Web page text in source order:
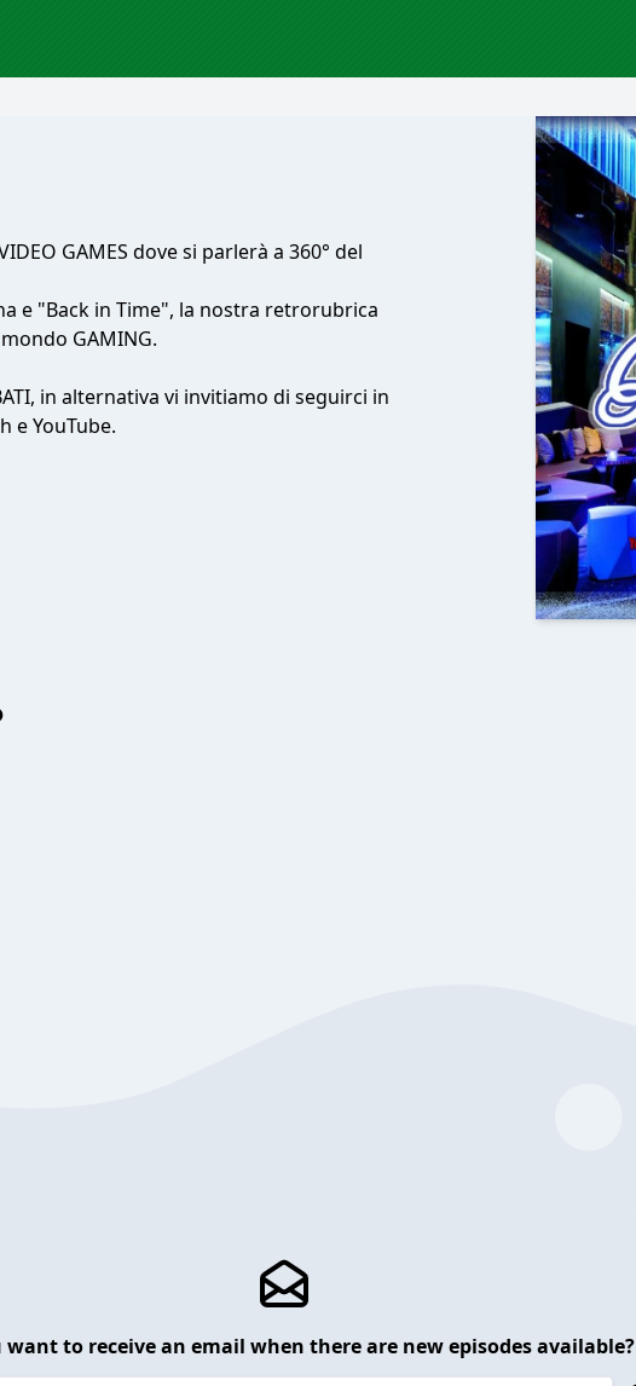
GAMES dove si parlerà a 360° del
e "Back in Time", la nostra retrorubrica
GAMING.
in alternativa vi invitiamo di seguirci in
e YouTube.
want to receive an email when there are new episodes available?